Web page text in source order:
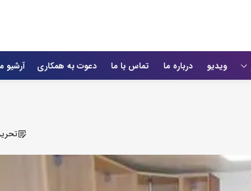
ویدیو درباره ما تماس با ما دعوت به همکاری آرشیو